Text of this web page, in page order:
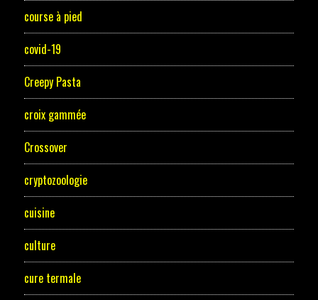
course à pied
covid-19
Creepy Pasta
croix gammée
Crossover
cryptozoologie
cuisine
culture
cure termale